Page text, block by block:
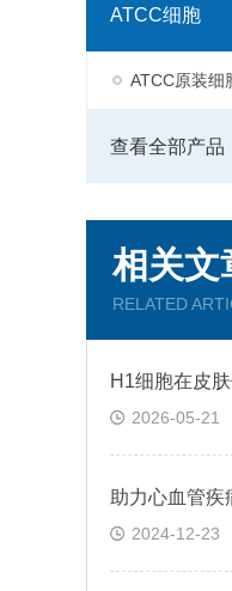
ATCC细胞
ATCC原装细
查看全部产品
相关文
RELATED
2026-05-21
2024-12-23